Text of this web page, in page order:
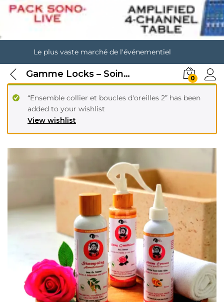
Le plus vaste marché de l'événementiel
Gamme Locks – Soin des locks & cuir chevelu – anti-pellicules 0
View wishlist
“Ensemble collier et boucles d'oreilles 2” has been
added to your wishlist